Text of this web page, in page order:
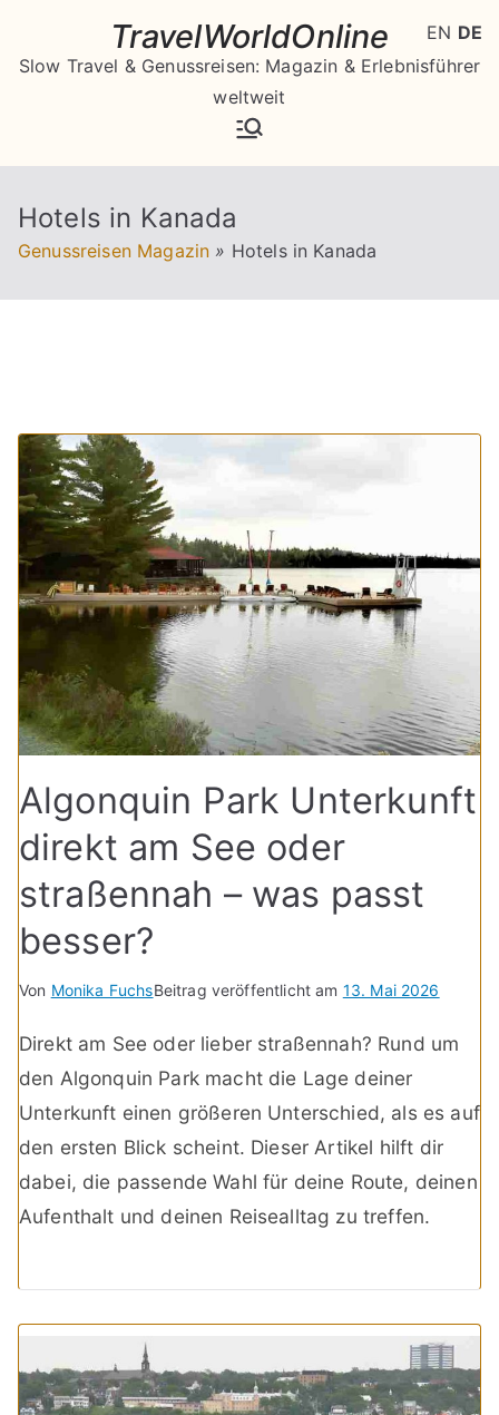
springen
TravelWorldOnline
Slow Travel & Genussreisen: Magazin & Erlebnisführer
weltweit
Hotels in Kanada
Genussreisen Magazin » Hotels in Kanada
Algonquin Park Unterkunft
direkt am See oder
straßennah – was passt
besser?
Von Monika FuchsBeitrag veröffentlicht am 13. Mai 2026
Direkt am See oder lieber straßennah? Rund um
den Algonquin Park macht die Lage deiner
Unterkunft einen größeren Unterschied, als es auf
den ersten Blick scheint. Dieser Artikel hilft dir
dabei, die passende Wahl für deine Route, deinen
Aufenthalt und deinen Reisealltag zu treffen.
EN DE